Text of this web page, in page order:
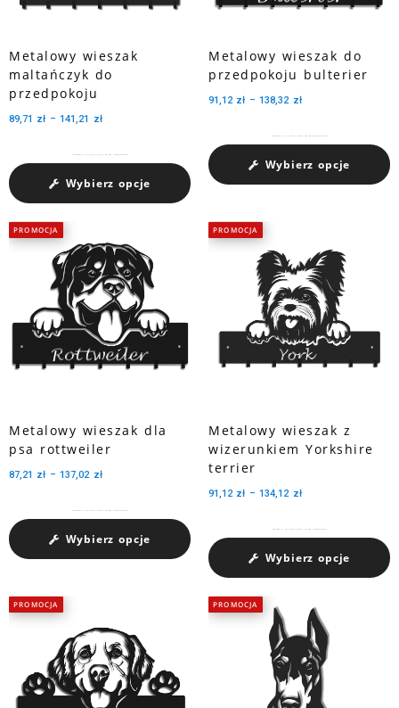
Metalowy wieszak
maltańczyk do
przedpokoju
89,71 zł – 141,21 zł
Wybierz opcje
Metalowy wieszak do
przedpokoju bulterier
91,12 zł – 138,32 zł
Wybierz opcje
PROMOCJA
Metalowy wieszak dla
psa rottweiler
87,21 zł – 137,02 zł
Wybierz opcje
PROMOCJA
Metalowy wieszak z
wizerunkiem Yorkshire
terrier
91,12 zł – 134,12 zł
Wybierz opcje
PROMOCJA PROMOCJA